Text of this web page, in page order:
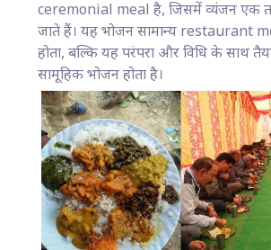
ceremonial meal है, जिसमें व्यंजन एक
जाते हैं। यह भोजन सामान्य restaurant
होता, बल्कि यह परंपरा और विधि के साथ
सामूहिक भोजन होता है।